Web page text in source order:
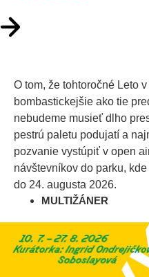
O tom, že tohtoročné Leto
bombastickejšie ako tie
nebudeme musieť dlho
pestrú paletu podujatí a
pozvanie vystúpiť v open
návštevníkov do parku,
do 24. augusta 2026.
MULTIŽÁNER